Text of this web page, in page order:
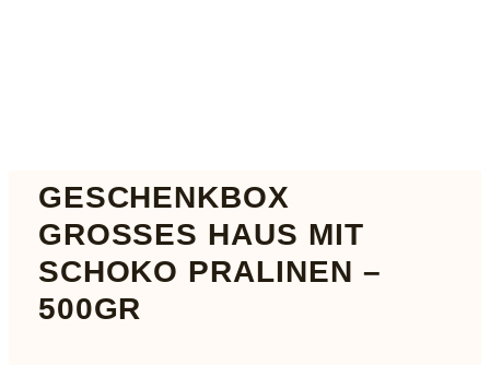
GESCHENKBOX
GROSSES HAUS MIT S
CHOKO PRALINEN – 5
00GR